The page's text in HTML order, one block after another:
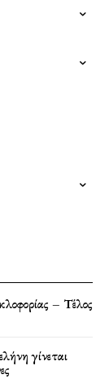
– Τέλος
γίνεται